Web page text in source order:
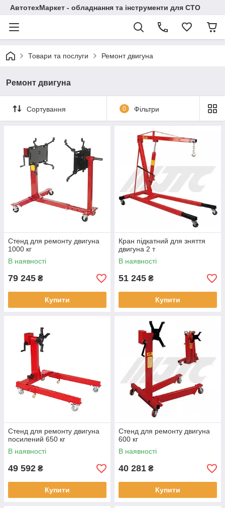
АвтотехМаркет - обладнання та інструменти для СТО
Товари та послуги Ремонт двигуна
Ремонт двигуна
Сортування 0 Фільтри
Стенд для ремонту двигуна
1000 кг
В наявності
79 245 ₴
Купити
Кран підкатний для зняття
двигуна 2 т
В наявності
51 245 ₴
Купити
Стенд для ремонту двигуна
посилений 650 кг
В наявності
49 592 ₴
Купити
Стенд для ремонту двигуна
600 кг
В наявності
40 281 ₴
Купити